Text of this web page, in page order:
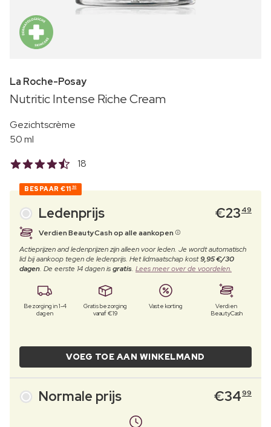
La Roche-Posay
Nutritic Intense Riche Cream
Gezichtscrème
50 ml
18
BESPAAR €11 50
Ledenprijs €23 49
Verdien BeautyCash op alle aankopen
Actieprijzen and ledenprijzen zijn alleen voor leden. Je wordt automatisch
lid bij aankoop tegen de ledenprijs. Het lidmaatschap kost9,95 €/30
dagen. De eerste 14 dagen isgratis. Lees meer over de voordelen.
Bezorging in 1-4
dagen
Gratis bezorging
vanaf €19
Vaste korting
Verdien
BeautyCash
VOEG TOE AAN WINKELMAND
Normale prijs €3499